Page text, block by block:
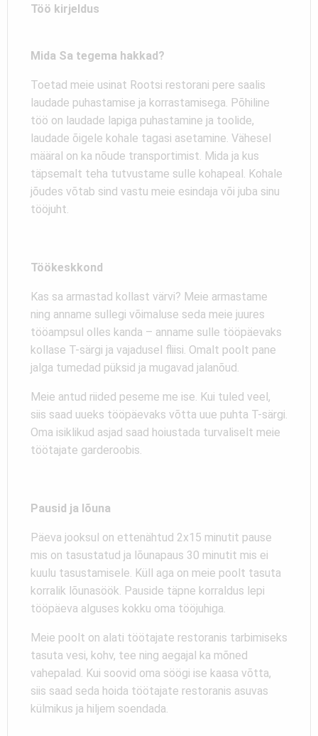
Töö kirjeldus
Mida Sa tegema hakkad?
Toetad meie usinat Rootsi restorani pere saalis
laudade puhastamise ja korrastamisega. Põhiline
töö on laudade lapiga puhastamine ja toolide,
laudade õigele kohale tagasi asetamine. Vähesel
määral on ka nõude transportimist. Mida ja kus
täpsemalt teha tutvustame sulle kohapeal. Kohale
jõudes võtab sind vastu meie esindaja või juba sinu
tööjuht.
Töökeskkond
Kas sa armastad kollast värvi? Meie armastame
ning anname sullegi võimaluse seda meie juures
tööampsul olles kanda – anname sulle tööpäevaks
kollase T-särgi ja vajadusel fliisi. Omalt poolt pane
jalga tumedad püksid ja mugavad jalanõud.
Meie antud riided peseme me ise. Kui tuled veel,
siis saad uueks tööpäevaks võtta uue puhta T-särgi.
Oma isiklikud asjad saad hoiustada turvaliselt meie
töötajate garderoobis.
Pausid ja lõuna
Päeva jooksul on ettenähtud 2x15 minutit pause
mis on tasustatud ja lõunapaus 30 minutit mis ei
kuulu tasustamisele. Küll aga on meie poolt tasuta
korralik lõunasöök. Pauside täpne korraldus lepi
tööpäeva alguses kokku oma tööjuhiga.
Meie poolt on alati töötajate restoranis tarbimiseks
tasuta vesi, kohv, tee ning aegajal ka mõned
vahepalad. Kui soovid oma söögi ise kaasa võtta,
siis saad seda hoida töötajate restoranis asuvas
külmikus ja hiljem soendada.